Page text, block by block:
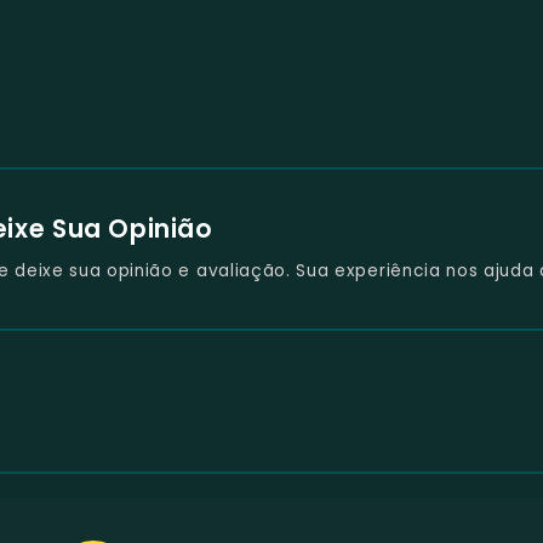
Sua Opinião
sua opinião e avaliação. Sua experiência nos ajuda